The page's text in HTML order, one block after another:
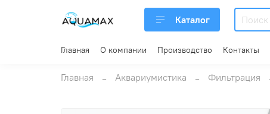
Каталог
Главная О компании Производство Контакты
Главная Аквариумистика Фильтрация